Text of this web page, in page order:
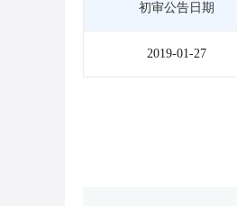
初审公告日期
2019-01-27